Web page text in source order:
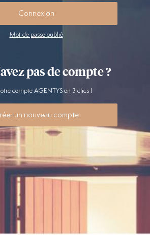
Connexion
Mot de passe oublié
pas de compte ?
compte AGENTYS en 3 clics !
un nouveau compte